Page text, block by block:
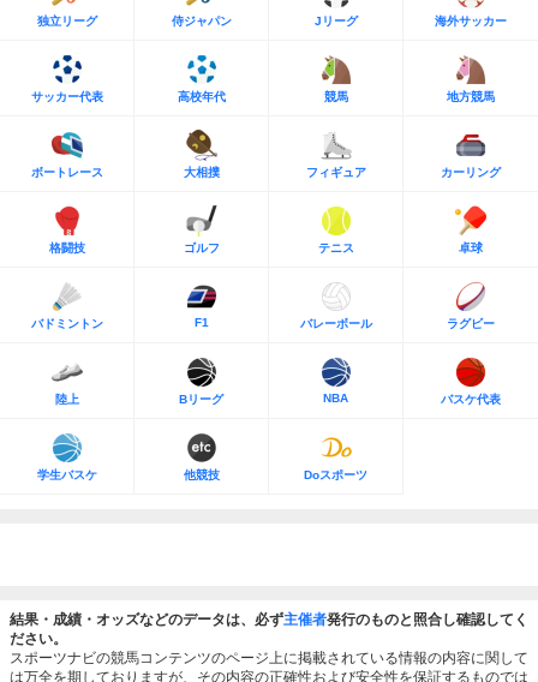
独立リーグ 侍ジャパン Jリーグ 海外サッカー
サッカー代表 高校年代 競馬 地方競馬
ボートレース 大相撲 フィギュア カーリング
格闘技 ゴルフ テニス 卓球
バドミントン F1 バレーボール ラグビー
陸上 Bリーグ NBA バスケ代表
学生バスケ 他競技 Doスポーツ
結果・成績・オッズなどのデータは、必ず主催者発行のものと照合し確認してく
ださい。
スポーツナビの競馬コンテンツのページ上に掲載されている情報の内容に関して
は万全を期しておりますが、その内容の正確性および安全性を保証するものでは